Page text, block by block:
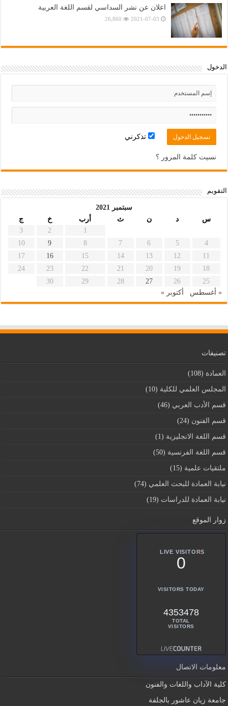
اعلان عن نشر السداسي لقسم اللغة العربية
2021-07-03
26,860
الدخول
تذكرني
نسيت كلمة المرور ؟
التقويم
سبتمبر 2021
س
د ن ث أرب خ
ج
1
2
3
4
5
6
7
8
9
10
11
12
13
14
15
16
17
18
19
20
21
22
23
24
25
26
27
28
29
30
« أغسطس
أكتوبر »
تصنيفات
العمادة (108)
المجلس العلمي للكلية (10)
قسم اﻷدب العربي (46)
قسم الفنون (24)
قسم اللغة الانجليزية (1)
قسم اللغة الفرنسية (50)
ملتقيات علمية (15)
نيابة العمادة للبحث العلمي (74)
نيابة العمادة للدراسات (19)
زوار الموقع
LIVE VISITORS
0
VISITORS TODAY
4353478
TOTAL
VISITORS
معلومات الاتصال
كلية الآداب واللغات والفنون
جامعة زيان عاشور بالجلفة